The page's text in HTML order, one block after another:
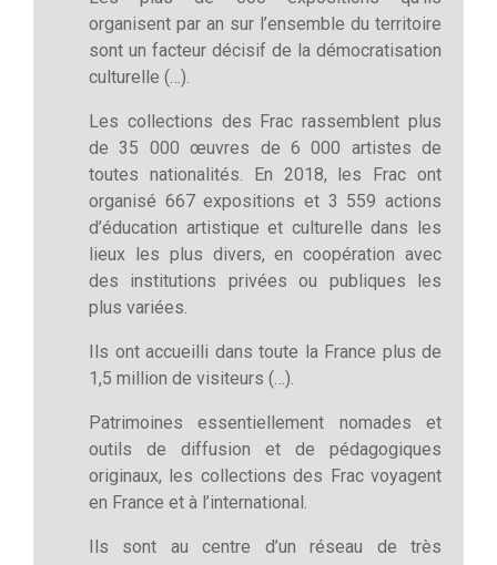
organisent par an sur l’ensemble du territoire
sont un facteur décisif de la démocratisation
culturelle (…).
Les collections des Frac rassemblent plus
de 35 000 œuvres de 6 000 artistes de
toutes nationalités. En 2018, les Frac ont
organisé 667 expositions et 3 559 actions
d’éducation artistique et culturelle dans les
lieux les plus divers, en coopération avec
des institutions privées ou publiques les
plus variées.
Ils ont accueilli dans toute la France plus de
1,5 million de visiteurs (…).
Patrimoines essentiellement nomades et
outils de diffusion et de pédagogiques
originaux, les collections des Frac voyagent
en France et à l’international.
Ils sont au centre d’un réseau de très